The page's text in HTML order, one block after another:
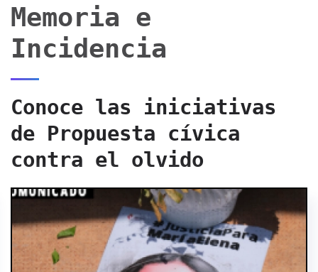
Memoria e
Incidencia
Conoce las iniciativas
de Propuesta cívica
contra el olvido